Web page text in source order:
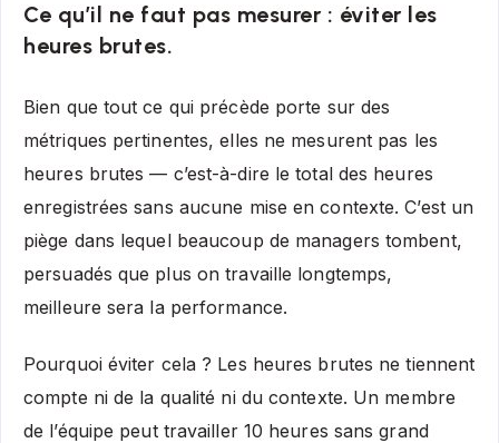
Ce qu’il ne faut pas mesurer : éviter les
heures brutes.
Bien que tout ce qui précède porte sur des
métriques pertinentes, elles ne mesurent pas les
heures brutes — c’est-à-dire le total des heures
enregistrées sans aucune mise en contexte. C’est un
piège dans lequel beaucoup de managers tombent,
persuadés que plus on travaille longtemps,
meilleure sera la performance.
Pourquoi éviter cela ? Les heures brutes ne tiennent
compte ni de la qualité ni du contexte. Un membre
de l’équipe peut travailler 10 heures sans grand